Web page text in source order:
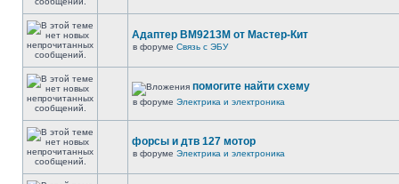
Адаптер BM9213M от Мастер-Кит
в форуме Связь с ЭБУ
помогите найти схему
в форуме Электрика и электроника
форсы и дтв 127 мотор
в форуме Электрика и электроника